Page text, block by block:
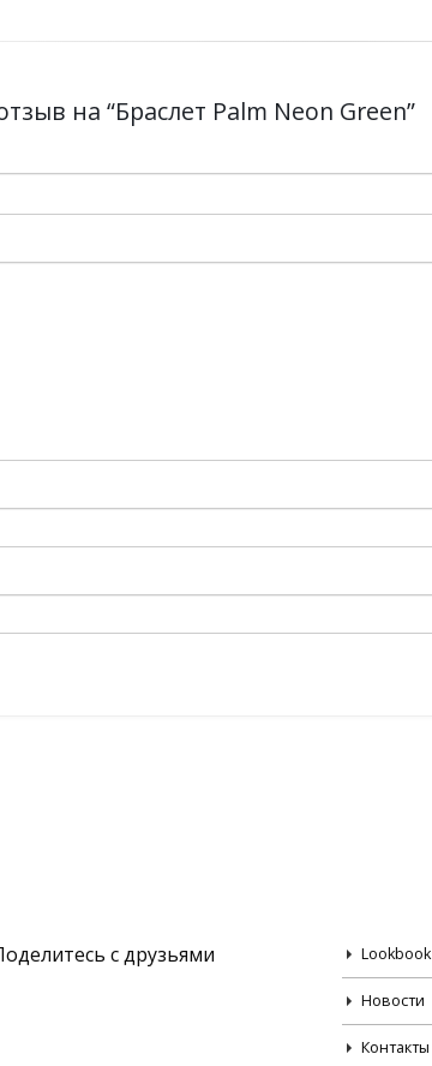
на “Браслет Palm Neon Green”
с друзьями Lookbook
Новости
Контакты